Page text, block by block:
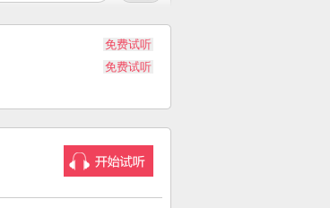
免费试听
免费试听